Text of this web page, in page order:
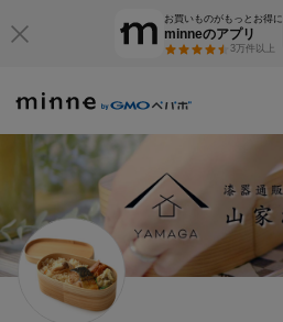
お買いものがもっとお得に
minneのアプリ
3万件以上